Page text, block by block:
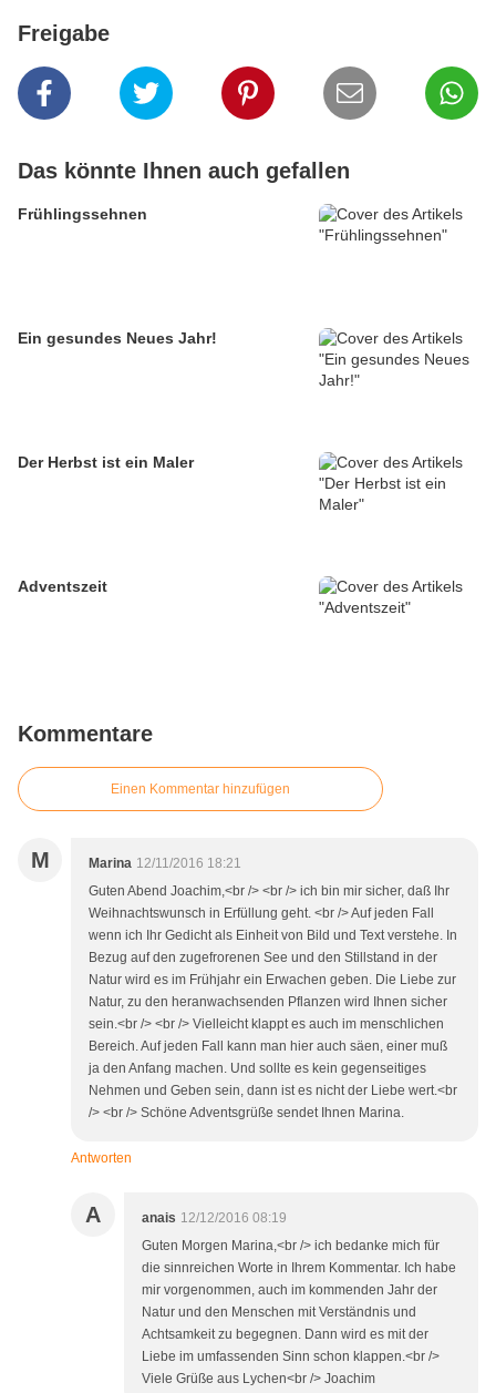
Freigabe
Das könnte Ihnen auch gefallen
Frühlingssehnen
Ein gesundes Neues Jahr!
Der Herbst ist ein Maler
Adventszeit
Kommentare
Einen Kommentar hinzufügen
M Marina 12/11/2016 18:21
Guten Abend Joachim,<br /> <br /> ich bin mir sicher, daß Ihr
Weihnachtswunsch in Erfüllung geht. <br /> Auf jeden Fall
wenn ich Ihr Gedicht als Einheit von Bild und Text verstehe. In
Bezug auf den zugefrorenen See und den Stillstand in der
Natur wird es im Frühjahr ein Erwachen geben. Die Liebe zur
Natur, zu den heranwachsenden Pflanzen wird Ihnen sicher
sein.<br /> <br /> Vielleicht klappt es auch im menschlichen
Bereich. Auf jeden Fall kann man hier auch säen, einer muß
ja den Anfang machen. Und sollte es kein gegenseitiges
Nehmen und Geben sein, dann ist es nicht der Liebe wert.<br
/> <br /> Schöne Adventsgrüße sendet Ihnen Marina.
Antworten
A anais 12/12/2016 08:19
Guten Morgen Marina,<br /> ich bedanke mich für
die sinnreichen Worte in Ihrem Kommentar. Ich habe
mir vorgenommen, auch im kommenden Jahr der
Natur und den Menschen mit Verständnis und
Achtsamkeit zu begegnen. Dann wird es mit der
Liebe im umfassenden Sinn schon klappen.<br />
Viele Grüße aus Lychen<br /> Joachim